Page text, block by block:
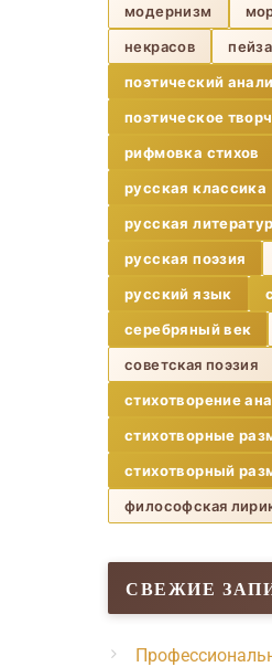
модернизм
некрасов
поэтический
поэтическое
рифмовка стихов
русская классика
русская
русская поэзия
русский язык
серебряный век
советская поэзия
стихотворение
стихотворные
стихотворный
философская
СВЕЖИЕ